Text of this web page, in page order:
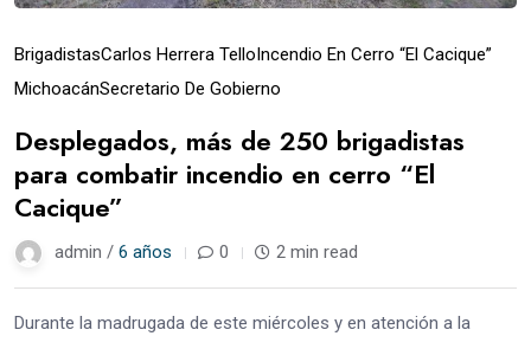
BrigadistasCarlos Herrera TelloIncendio En Cerro “El Cacique”
MichoacánSecretario De Gobierno
Desplegados, más de 250 brigadistas
para combatir incendio en cerro “El
Cacique”
admin / 6 años 0 2 min read
Durante la madrugada de este miércoles y en atención a la